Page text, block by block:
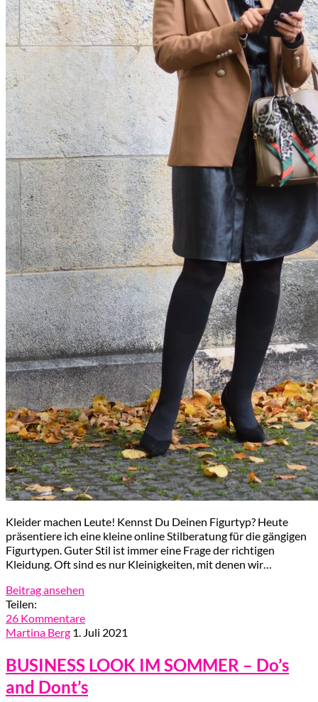
Kleider machen Leute! Kennst Du Deinen Figurtyp? Heute
präsentiere ich eine kleine online Stilberatung für die gängigen
Figurtypen. Guter Stil ist immer eine Frage der richtigen
Kleidung. Oft sind es nur Kleinigkeiten, mit denen wir…
Beitrag ansehen
Teilen:
26 Kommentare
Martina Berg 1. Juli 2021
BUSINESS LOOK IM SOMMER – Do’s
and Dont’s